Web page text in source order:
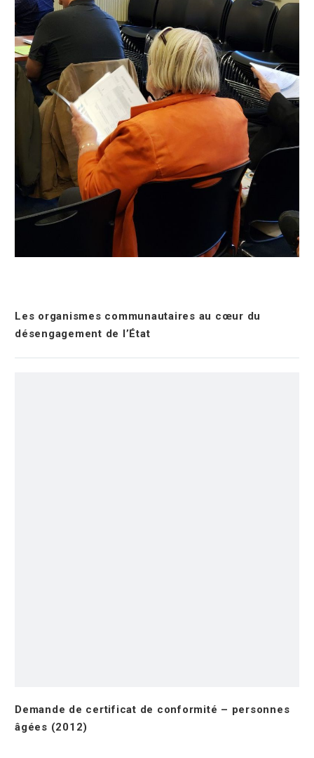
Les organismes communautaires au cœur du
désengagement de l’État
Demande de certificat de conformité – personnes
âgées (2012)